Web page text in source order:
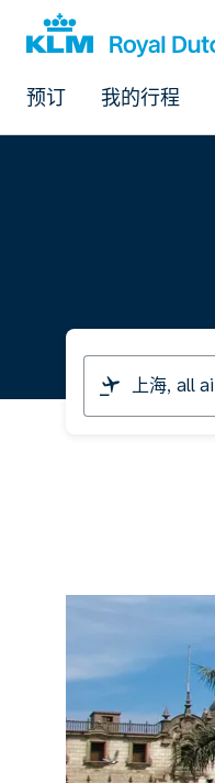
预订 我的行程
I
am
travelling